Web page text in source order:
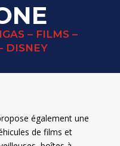
– FILMS –
DISNEY
également une
de films et